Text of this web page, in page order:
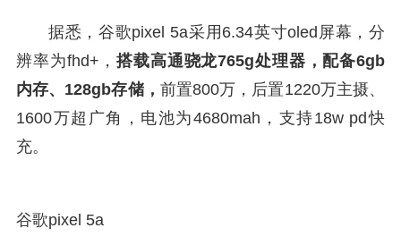
据悉，谷歌pixel 5a采用6.34英寸oled屏幕，分
辨率为fhd+，搭载高通骁龙765g处理器，配备6gb
内存、128gb存储， 前置800万，后置1220万主摄、
1600万超广角，电池为4680mah，支持18w pd快
充。
谷歌pixel 5a